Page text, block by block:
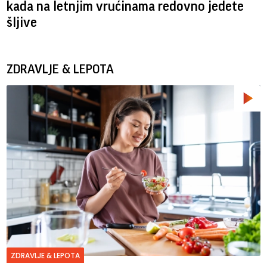
kada na letnjim vrućinama redovno jedete
šljive
ZDRAVLJE & LEPOTA
ZDRAVLJE & LEPOTA